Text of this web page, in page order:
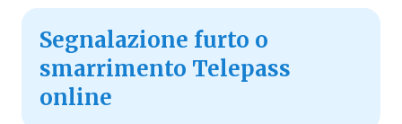
Segnalazione furto o
smarrimento Telepass
online